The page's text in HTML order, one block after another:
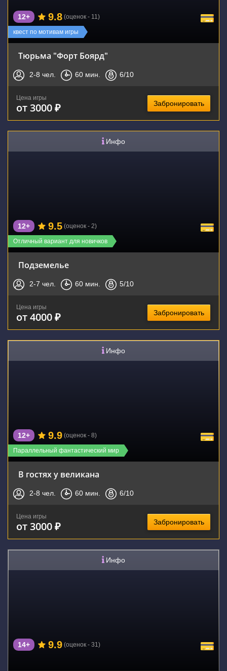
квест по мотивам игры
12+ 9.8 (оценок - 11)
Тюрьма "Форт Боярд"
2-8 чел. 60 мин. 6/10
Цена игры
от 3000 ₽ Забронировать
Инфо
Отличный вариант для новичков
12+ 9.5 (оценок - 2)
Подземелье
2-7 чел. 60 мин. 5/10
Цена игры
от 4000 ₽ Забронировать
Инфо
Параллельный фантастический мир
12+ 9.9 (оценок - 8)
В гостях у великана
2-8 чел. 60 мин. 6/10
Цена игры
от 3000 ₽ Забронировать
Инфо
14+ 9.9 (оценок - 31)